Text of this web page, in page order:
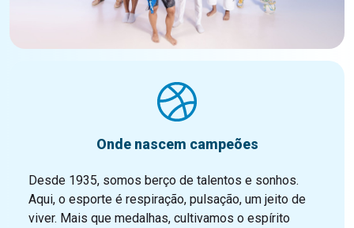
Onde nascem campeões
Desde 1935, somos berço de talentos e sonhos.
Aqui, o esporte é respiração, pulsação, um jeito de
viver. Mais que medalhas, cultivamos o espírito